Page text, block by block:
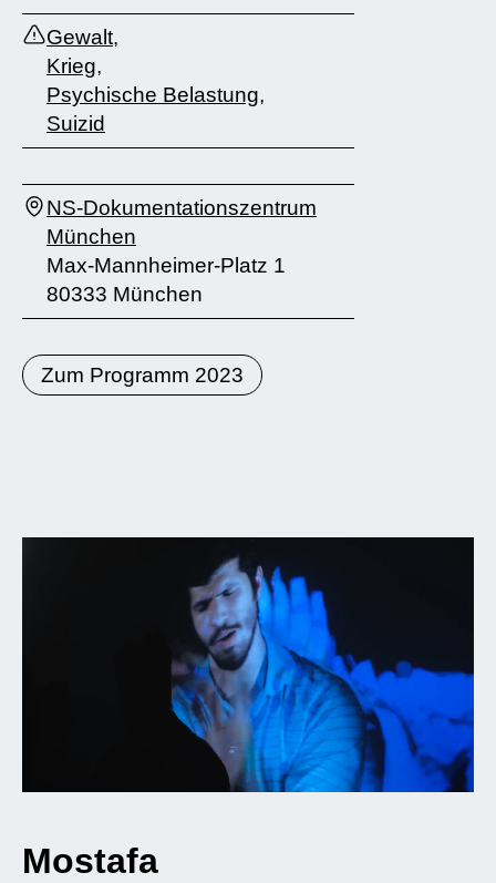
Gewalt,
Krieg,
Psychische Belastung,
Suizid
NS-Dokumentationszentrum
München
Max-Mannheimer-Platz 1
80333 München
Zum Programm 2023
Mostafa